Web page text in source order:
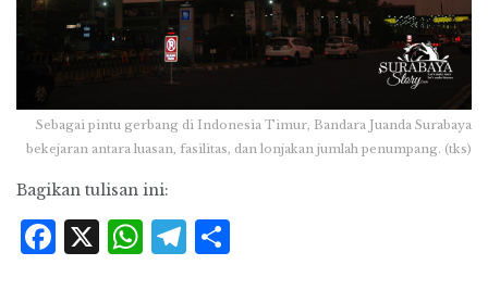
Sebagai pintu gerbang di Indonesia Timur, Bandara Juanda Surabaya
bekejaran antara luasan, fasilitas, dan lonjakan jumlah penumpang. (tks)
Bagikan tulisan ini:
Facebook
X WhatsApp
Telegram